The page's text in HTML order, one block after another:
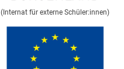
(Internat für externe Schüler:innen)